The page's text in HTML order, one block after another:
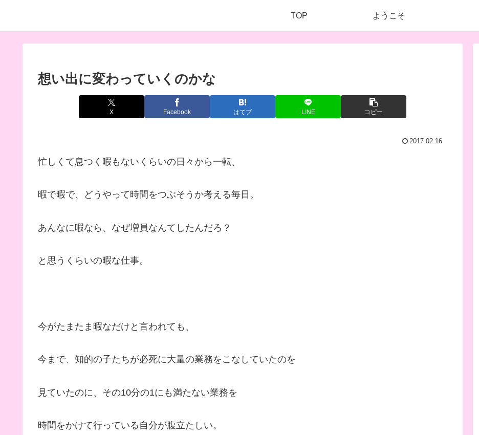
TOP ようこそ
想い出に変わっていくのかな
X Facebook はてブ LINE コピー
2017.02.16
忙しくて息つく暇もないくらいの日々から一転、
暇で暇で、どうやって時間をつぶそうか考える毎日。
あんなに暇なら、なぜ増員なんてしたんだろ？
と思うくらいの暇な仕事。
今がたまたま暇なだけと言われても、
今まで、知的の子たちが必死に大量の業務をこなしていたのを
見ていたのに、その10分の1にも満たない業務を
時間をかけて行っている自分が腹立たしい。